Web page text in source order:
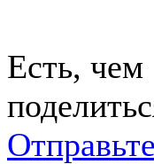
Есть, чем
Отправьте